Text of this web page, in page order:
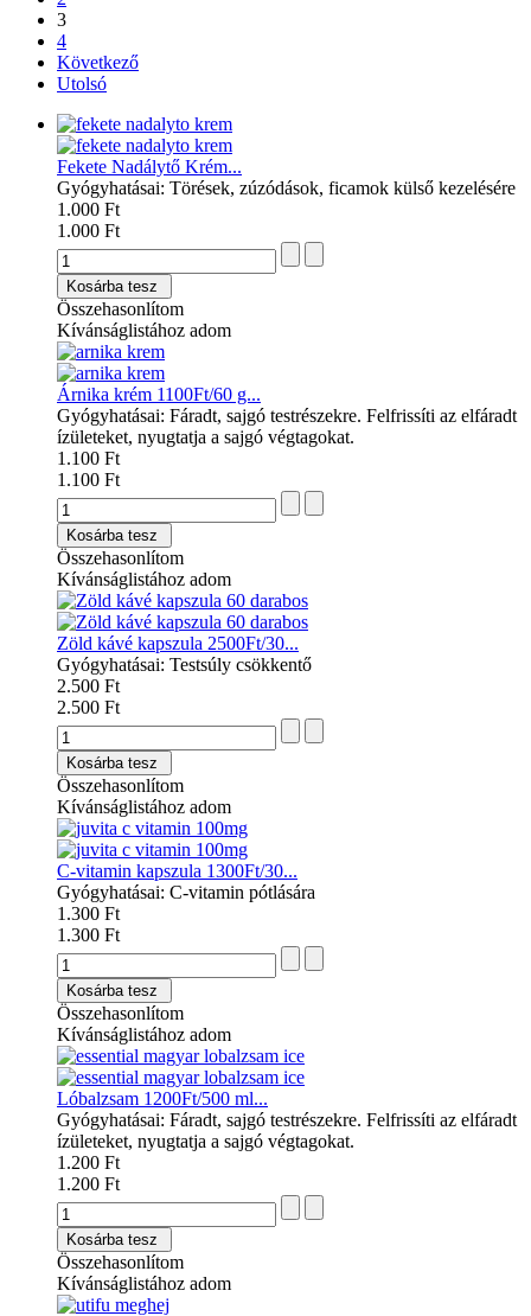
3
4
Következő
Utolsó
Fekete Nadálytő Krém...
Gyógyhatásai: Törések, zúzódások, ficamok külső kezelésére
1.000 Ft
1.000 Ft
Kosárba tesz
Összehasonlítom
Kívánságlistához adom
Árnika krém 1100Ft/60 g...
Gyógyhatásai: Fáradt, sajgó testrészekre. Felfrissíti az elfáradt
ízületeket, nyugtatja a sajgó végtagokat.
1.100 Ft
1.100 Ft
Kosárba tesz
Összehasonlítom
Kívánságlistához adom
Zöld kávé kapszula 2500Ft/30...
Gyógyhatásai: Testsúly csökkentő
2.500 Ft
2.500 Ft
Kosárba tesz
Összehasonlítom
Kívánságlistához adom
C-vitamin kapszula 1300Ft/30...
Gyógyhatásai: C-vitamin pótlására
1.300 Ft
1.300 Ft
Kosárba tesz
Összehasonlítom
Kívánságlistához adom
Lóbalzsam 1200Ft/500 ml...
Gyógyhatásai: Fáradt, sajgó testrészekre. Felfrissíti az elfáradt
ízületeket, nyugtatja a sajgó végtagokat.
1.200 Ft
1.200 Ft
Kosárba tesz
Összehasonlítom
Kívánságlistához adom